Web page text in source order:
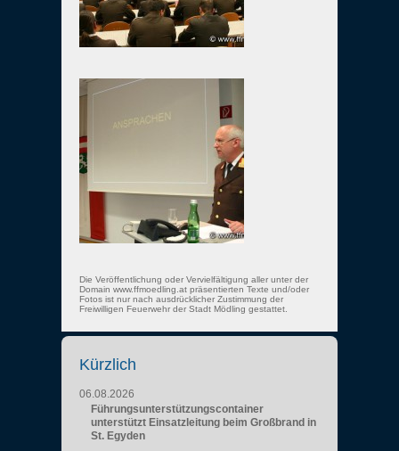
Die Veröffentlichung oder Vervielfältigung aller unter der
Domain www.ffmoedling.at präsentierten Texte und/oder
Fotos ist nur nach ausdrücklicher Zustimmung der
Freiwilligen Feuerwehr der Stadt Mödling gestattet.
Kürzlich
06.08.2026
Führungsunterstützungscontainer
unterstützt Einsatzleitung beim Großbrand in
St. Egyden